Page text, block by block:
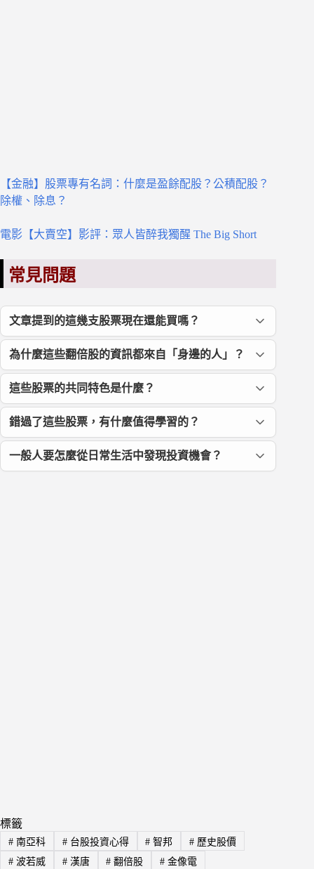
【金融】股票專有名詞：什麼是盈餘配股？公積配股？
除權、除息？
電影【大賣空】影評：眾人皆醉我獨醒 The Big Short
常見問題
文章提到的這幾支股票現在還能買嗎？
為什麼這些翻倍股的資訊都來自「身邊的人」？
這些股票的共同特色是什麼？
錯過了這些股票，有什麼值得學習的？
一般人要怎麼從日常生活中發現投資機會？
標籤
#南亞科 #台股投資心得 # 智邦 # 歷史股價
#波若威 #漢唐 # 翻倍股 # 金像電